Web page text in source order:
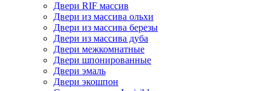
Двери RIF массив
Двери из массива ольхи
Двери из массива березы
Двери из массива дуба
Двери межкомнатные
Двери шпонированные
Двери эмаль
Двери экошпон